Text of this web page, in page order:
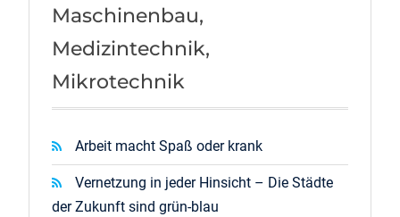
Maschinenbau,
Medizintechnik,
Mikrotechnik
Arbeit macht Spaß oder krank
Vernetzung in jeder Hinsicht – Die Städte
der Zukunft sind grün-blau